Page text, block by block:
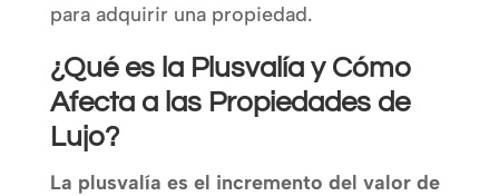
para adquirir una propiedad.
¿Qué es la Plusvalía y Cómo
Afecta a las Propiedades de
Lujo?
La plusvalía es el incremento del valor de